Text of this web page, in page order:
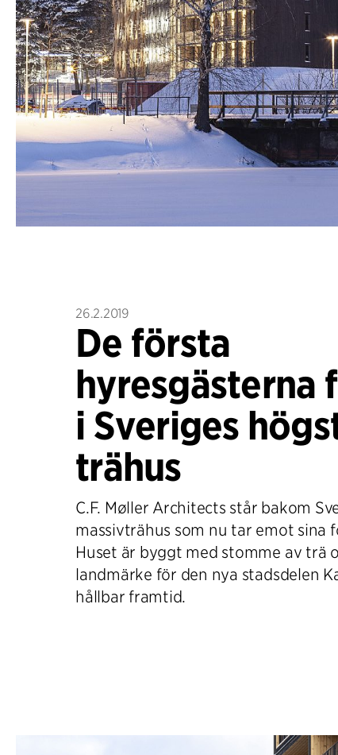
26.2.2019
De första
hyresgästerna
i Sveriges
trähus
C.F. Møller Architects står bakom
massivträhus som nu tar emot sina
Huset är byggt med stomme av trä
landmärke för den nya stadsdelen
hållbar framtid.